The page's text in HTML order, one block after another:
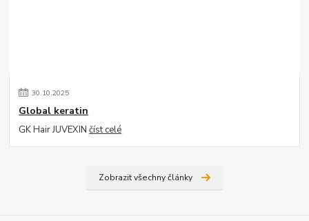
30.10.2025
Global keratin
GK Hair JUVEXINčíst celé
Zobrazit všechny články